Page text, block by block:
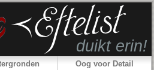
Oog voor Detail